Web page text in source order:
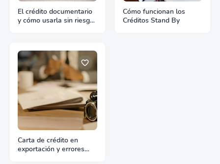
El crédito documentario
y cómo usarla sin riesgos
Cómo funcionan los
Créditos Stand By
Carta de crédito en
exportación y errores